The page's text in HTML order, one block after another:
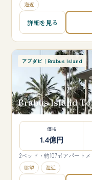
海近
詳細を見る
アブダビ｜Brabus Island
Brabus Island
価格
1.4億円
2ベッド・約107㎡アパートメ
眺望 海近